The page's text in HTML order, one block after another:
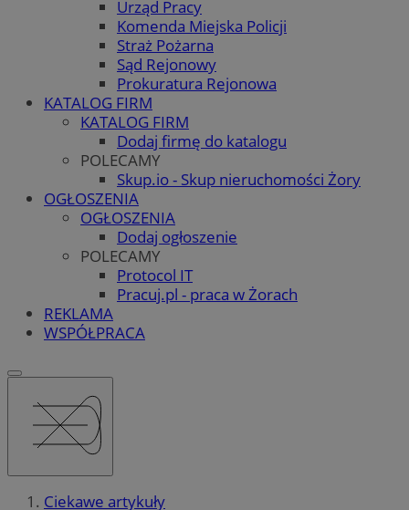
Urząd Pracy
Komenda Miejska Policji
Straż Pożarna
Sąd Rejonowy
Prokuratura Rejonowa
KATALOG FIRM
KATALOG FIRM
Dodaj firmę do katalogu
POLECAMY
Skup.io - Skup nieruchomości Żory
OGŁOSZENIA
OGŁOSZENIA
Dodaj ogłoszenie
POLECAMY
Protocol IT
Pracuj.pl - praca w Żorach
REKLAMA
WSPÓŁPRACA
Ciekawe artykuły